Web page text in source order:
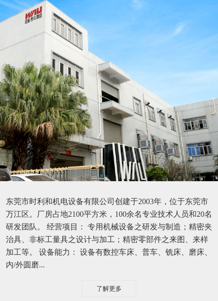
东莞市时利和机电设备有限公司创建于2003年，位于东莞市
万江区。厂房占地2100平方米，100余名专业技术人员和20名
研发团队。 经营项目： 专用机械设备之研发与制造；精密夹
治具、非标工量具之设计与加工；精密零部件之来图、来样
加工等。 设备能力： 设备有数控车床、普车、铣床、磨床、
内/外圆磨...
了解更多